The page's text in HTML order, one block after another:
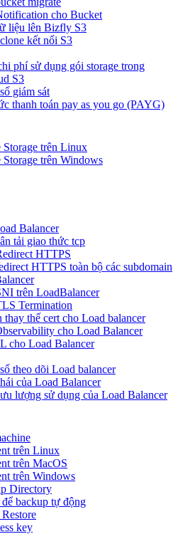
cho Bucket
liệu lên Bizfly S3
kết nối S3
phí sử dụng gói storage trong
S3
giám sát
thanh toán pay as you go (PAYG)
trên Linux
trên Windows
Balancer
tải giao thức tcp
HTTPS
HTTPS toàn bộ các subdomain
trên LoadBalancer
Termination
thay thế cert cho Load balancer
cho Load Balancer
cho Load Balancer
theo dõi Load balancer
của Load Balancer
lượng sử dụng của Load Balancer
trên Linux
trên MacOS
trên Windows
Directory
backup tự động
key